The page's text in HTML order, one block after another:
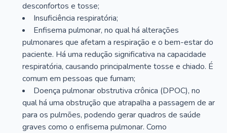
desconfortos e tosse;
Insuficiência respiratória;
Enfisema pulmonar, no qual há alterações
pulmonares que afetam a respiração e o bem-estar do
paciente. Há uma redução significativa na capacidade
respiratória, causando principalmente tosse e chiado. É
comum em pessoas que fumam;
Doença pulmonar obstrutiva crônica (DPOC), no
qual há uma obstrução que atrapalha a passagem de ar
para os pulmões, podendo gerar quadros de saúde
graves como o enfisema pulmonar. Como